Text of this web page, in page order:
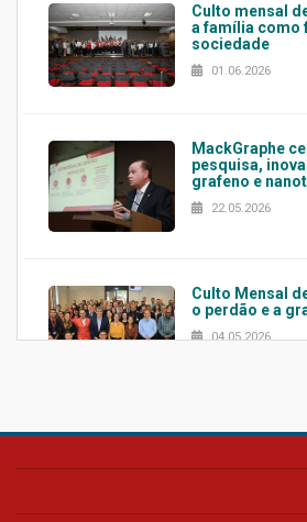
Culto mensal
a família como
sociedade
01.06.2026
MackGraphe
pesquisa,
grafeno e
22.05.2026
Culto Mensal
o perdão e a
04.05.2026
Confira como